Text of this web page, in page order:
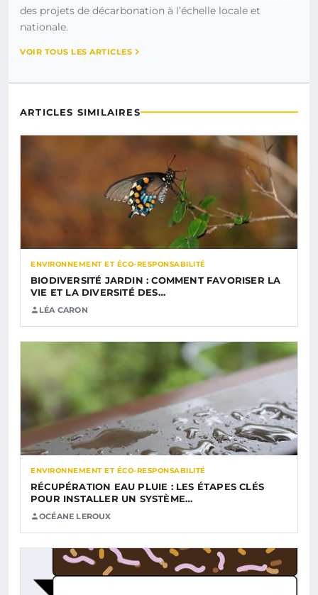
des projets de décarbonation à l’échelle locale et
nationale.
VOIR TOUS LES ARTICLES
ARTICLES SIMILAIRES
ENVIRONNEMENT ET ÉCO-RESPONSABILITÉ
BIODIVERSITÉ JARDIN : COMMENT FAVORISER LA
VIE ET LA DIVERSITÉ DES…
LÉA CARON
ENVIRONNEMENT ET ÉCO-RESPONSABILITÉ
RÉCUPÉRATION EAU PLUIE : LES ÉTAPES CLÉS
POUR INSTALLER UN SYSTÈME…
OCÉANE LEROUX